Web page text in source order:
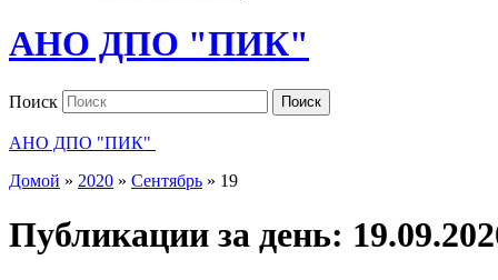
АНО ДПО "ПИК"
Поиск Поиск
АНО ДПО "ПИК"
Домой » 2020 » Сентябрь » 19
Публикации за день: